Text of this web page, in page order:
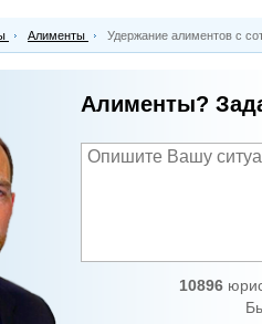
Алименты Удержание алиментов с
Алименты?
10896